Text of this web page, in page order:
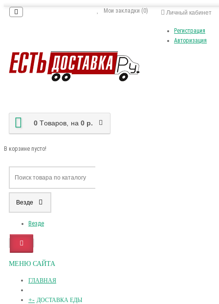
Личный кабинет
Регистрация
Авторизация
Мои закладки (0)
0 Tоваров, на 0 р.
В корзине пусто!
Везде
Везде
МЕНЮ САЙТА
ГЛАВНАЯ
+- ДОСТАВКА ЕДЫ